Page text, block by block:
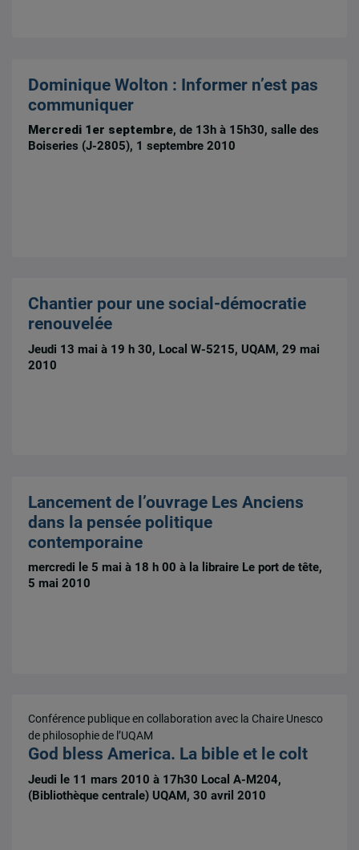
Dominique Wolton : Informer n’est pas
communiquer
Mercredi 1er septembre, de 13h à 15h30, salle des
Boiseries (J-2805), 1 septembre 2010
Chantier pour une social-démocratie
renouvelée
Jeudi 13 mai à 19 h 30, Local W-5215, UQAM, 29 mai
2010
Lancement de l’ouvrage Les Anciens
dans la pensée politique
contemporaine
mercredi le 5 mai à 18 h 00 à la libraire Le port de tête,
5 mai 2010
Conférence publique en collaboration avec la Chaire Unesco
de philosophie de l’UQAM
God bless America. La bible et le colt
Jeudi le 11 mars 2010 à 17h30 Local A-M204,
(Bibliothèque centrale) UQAM, 30 avril 2010